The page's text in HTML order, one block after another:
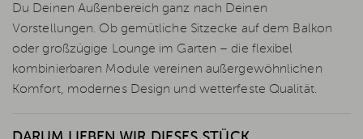
Du Deinen Außenbereich ganz nach Deinen
Vorstellungen. Ob gemütliche Sitzecke auf dem Balkon
oder großzügige Lounge im Garten – die flexibel
kombinierbaren Module vereinen außergewöhnlichen
Komfort, modernes Design und wetterfeste Qualität.